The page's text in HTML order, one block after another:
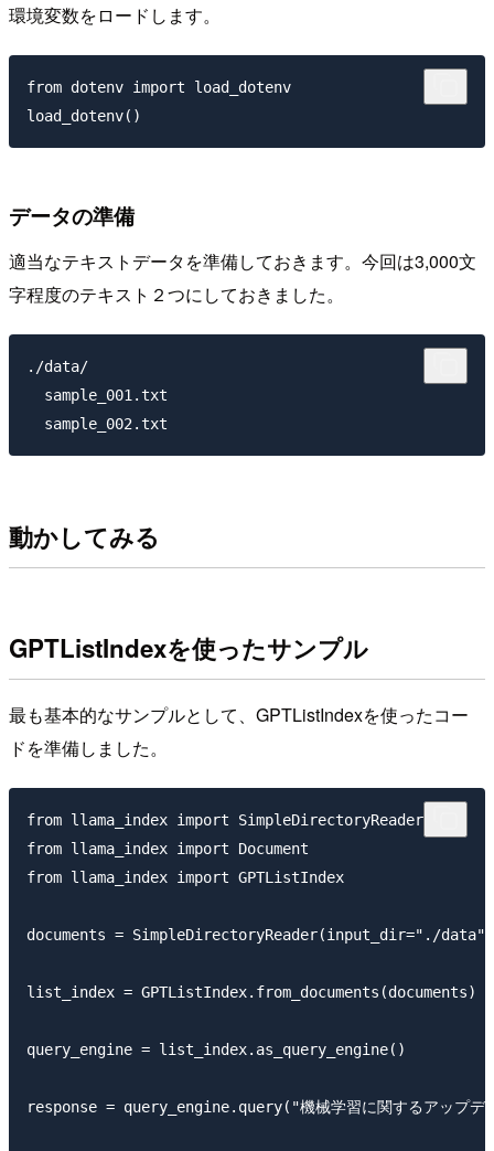
環境変数をロードします。
from dotenv import load_dotenv
データの準備
適当なテキストデータを準備しておきます。今回は3,000文
字程度のテキスト２つにしておきました。
./data/
  sample_001.txt
動かしてみる
GPTListIndexを使ったサンプル
最も基本的なサンプルとして、GPTListIndexを使ったコー
ドを準備しました。
from llama_index import SimpleDirectoryReader
from llama_index import Document
from llama_index import GPTListIndex
documents = SimpleDirectoryReader(input_dir="./
list_index = GPTListIndex.from_documents(documents)
query_engine = list_index.as_query_engine()
response = query_engine.query("機械学習に関するアップデ